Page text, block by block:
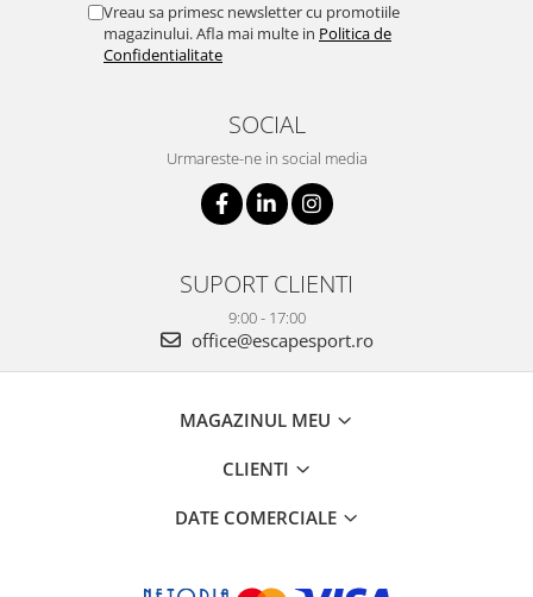
Vreau sa primesc newsletter cu promotiile
magazinului. Afla mai multe in Politica de
Confidentialitate
SOCIAL
Urmareste-ne in social media
SUPORT CLIENTI
9:00 - 17:00
office@escapesport.ro
MAGAZINUL MEU
CLIENTI
DATE COMERCIALE